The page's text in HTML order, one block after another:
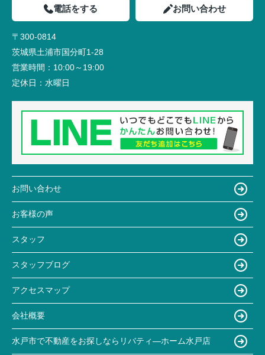
電話をする お問い合わせ
〒300-0814
茨城県土浦市国分町1-28
営業時間： 10:00～19:00
定休日： 水曜日
お問い合わせ
お客様の声
スタッフ
スタッフブログ
アクセスマップ
会社概要
水戸市で不動産をお探しならリバティ―ホーム水戸店